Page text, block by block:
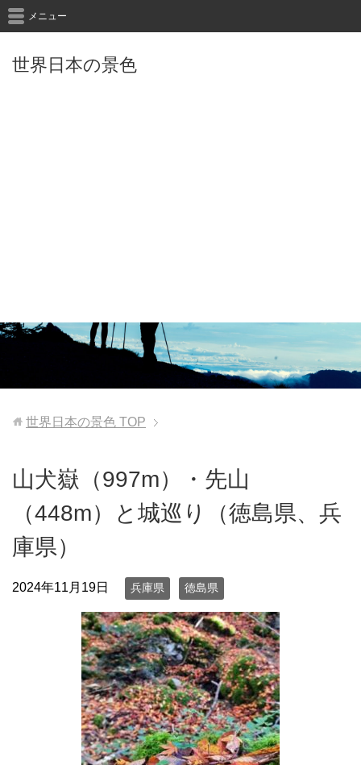
世界日本の景色
メニュー
世界日本の景色 TOP
山犬嶽（997m）・先山
（448m）と城巡り（徳島県、兵
庫県）
2024年11月19日 兵庫県 徳島県